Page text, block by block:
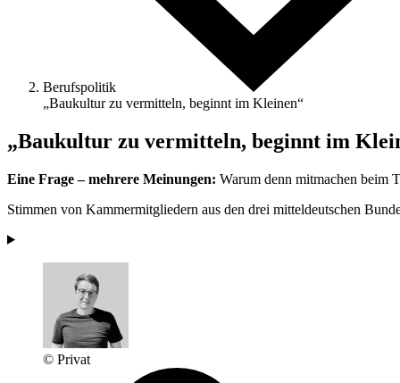
Berufspolitik
„Baukultur zu ­vermitteln, beginnt im Kleinen“
„Baukultur zu ­vermitteln, beginnt im
Eine Frage – mehrere Meinungen: Warum denn mit­machen beim
Stimmen von Kammermitgliedern aus den drei mitteldeutschen
© Privat